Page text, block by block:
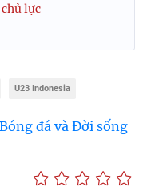
lực
U23 Indonesia
đá và Đời sống